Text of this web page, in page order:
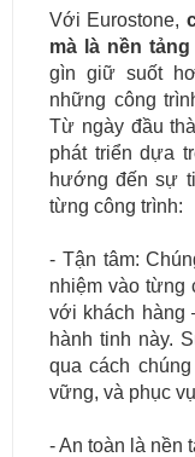
Với Eurostone,
mà là nền
gìn giữ suốt
những công
Từ ngày đầu
phát triển dựa
hướng đến sự
từng công trình:
- Tận tâm:
nhiệm vào từng
với khách hàng
hành tinh này.
qua cách
vững, và phục
- An toàn là nền